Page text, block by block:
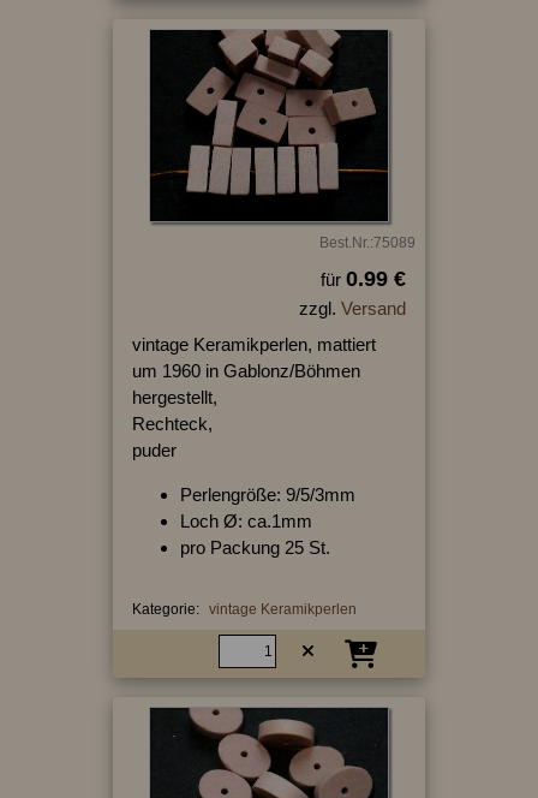
Best.Nr.:75089
für 0.99 €
zzgl. Versand
vintage Keramikperlen, mattiert
um 1960 in Gablonz/Böhmen
hergestellt,
Rechteck,
puder
Perlengröße: 9/5/3mm
Loch Ø: ca.1mm
pro Packung 25 St.
Kategorie: vintage Keramikperlen